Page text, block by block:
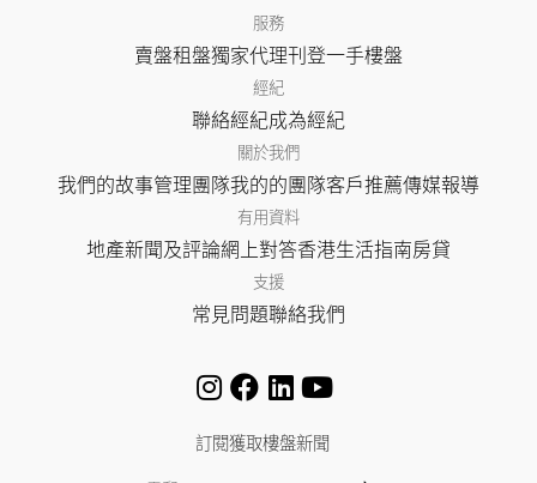
服務
賣盤租盤獨家代理刊登一手樓盤
經紀
聯絡經紀成為經紀
關於我們
我們的故事管理團隊我的的團隊客戶推薦傳媒報導
有用資料
地產新聞及評論網上對答香港生活指南房貸
支援
常見問題聯絡我們
訂閱獲取樓盤新聞